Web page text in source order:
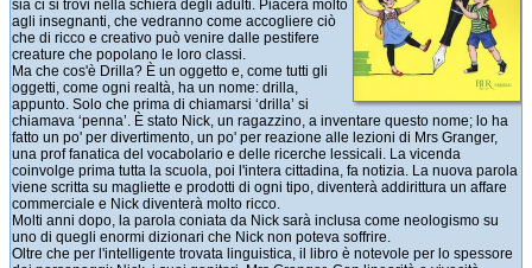
sia ci si trovi nella schiera degli adulti. Piacerà molto
agli insegnanti, che vedranno come accogliere ciò
che di ricco e creativo può venire dalle pestifere
creature che popolano le loro classi.
Ma che cos'è Drilla? È un oggetto e, come tutti gli
oggetti, come ogni realtà, ha un nome: drilla,
appunto. Solo che prima di chiamarsi ‘drilla’ si
chiamava ‘penna’. È stato Nick, un ragazzino, a inventare questo nome; lo ha
fatto un po' per divertimento, un po' per reazione alle lezioni di Mrs Granger,
una prof fanatica del vocabolario e delle ricerche lessicali. La vicenda
coinvolge prima tutta la scuola, poi l'intera cittadina, fa notizia. La nuova parola
viene scritta su magliette e prodotti di ogni tipo, diventerà addirittura un affare
commerciale e Nick diventerà molto ricco.
Molti anni dopo, la parola coniata da Nick sarà inclusa come neologismo su
uno di quegli enormi dizionari che Nick non poteva soffrire.
Oltre che per l'intelligente trovata linguistica, il libro è notevole per lo spessore